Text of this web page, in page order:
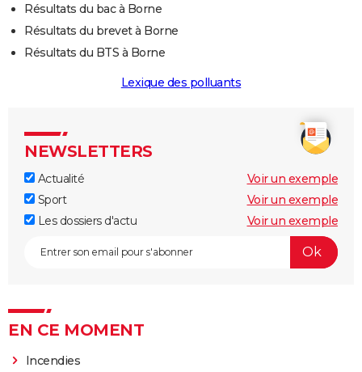
Résultats du bac à Borne
Résultats du brevet à Borne
Résultats du BTS à Borne
Lexique des polluants
NEWSLETTERS
Actualité
Voir un exemple
Sport
Voir un exemple
Les dossiers d'actu
Voir un exemple
EN CE MOMENT
Incendies